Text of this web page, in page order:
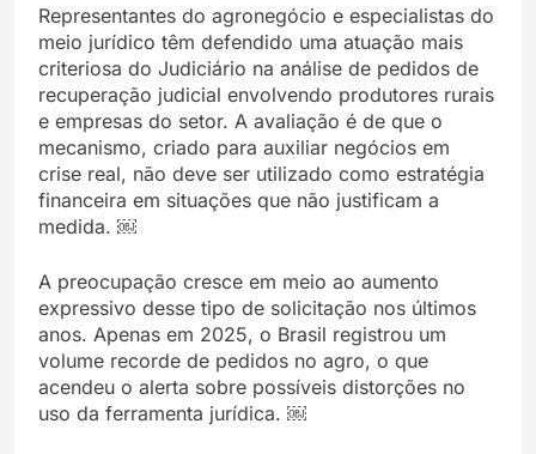
Representantes do agronegócio e especialistas do
meio jurídico têm defendido uma atuação mais
criteriosa do Judiciário na análise de pedidos de
recuperação judicial envolvendo produtores rurais
e empresas do setor. A avaliação é de que o
mecanismo, criado para auxiliar negócios em
crise real, não deve ser utilizado como estratégia
financeira em situações que não justificam a
medida. ￼
A preocupação cresce em meio ao aumento
expressivo desse tipo de solicitação nos últimos
anos. Apenas em 2025, o Brasil registrou um
volume recorde de pedidos no agro, o que
acendeu o alerta sobre possíveis distorções no
uso da ferramenta jurídica. ￼